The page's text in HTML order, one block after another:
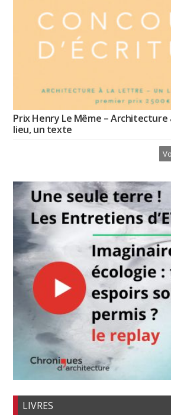
Prix Henry Le Même –
lieu, un texte
LIVRES